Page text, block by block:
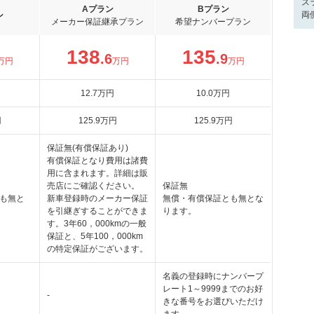
Aプラン
メーカー保証継承プラン
Bプラン
希望ナンバープラン
円 138.6万円 135.9万円
12.7万円 10.0万円
125.9万円 125.9万円
無と
保証無(有償保証あり)
有償保証となり費用は諸費
用に含まれます。詳細は販
売店にご確認ください。
新車登録時のメーカー保証
を引継ぎすることができま
す。3年60，000kmの一般
保証と、5年100，000km
の特定保証がございます。
保証無
無償・有償保証とも無とな
ります。
-
名義の登録時にナンバープ
レート1～9999までのお好
きな番号をお選びいただけ
ス
両